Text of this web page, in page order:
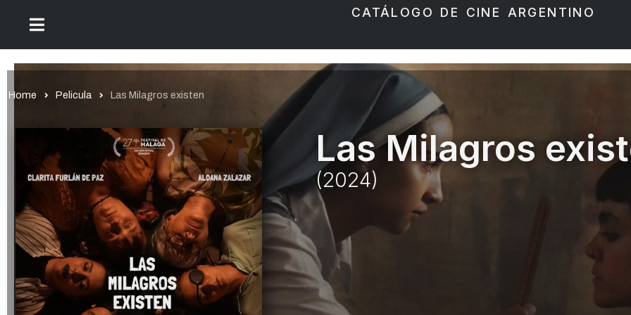
CATÁLOGO DE CINE ARGENTINO
Home Pelicula Las Milagros existen
Las Milagros
(2024)